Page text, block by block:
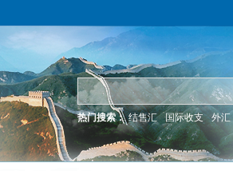
热门搜索： 结售汇 国际收支 外汇